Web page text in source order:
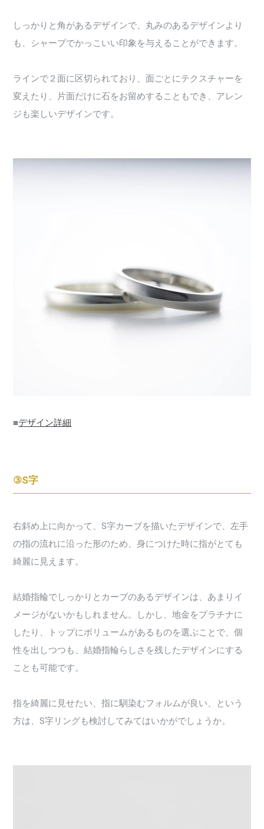
しっかりと角があるデザインで、丸みのあるデザインより
も、シャープでかっこいい印象を与えることができます。
ラインで２面に区切られており、面ごとにテクスチャーを
変えたり、片面だけに石をお留めすることもでき、アレン
ジも楽しいデザインです。
■デザイン詳細
③S字
右斜め上に向かって、S字カーブを描いたデザインで、左手
の指の流れに沿った形のため、身につけた時に指がとても
綺麗に見えます。
結婚指輪でしっかりとカーブのあるデザインは、あまりイ
メージがないかもしれません。しかし、地金をプラチナに
したり、トップにボリュームがあるものを選ぶことで、個
性を出しつつも、結婚指輪らしさを残したデザインにする
ことも可能です。
指を綺麗に見せたい、指に馴染むフォルムが良い、という
方は、S字リングも検討してみてはいかがでしょうか。